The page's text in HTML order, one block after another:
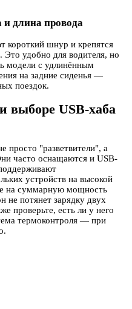
длина провода
короткий шнур и крепятся
Это удобно для водителя, но
модели с удлинённым
на задние сиденья —
поездок.
выборе USB-хаба
просто "разветвители", а
часто оснащаются и USB-
устройств на высокой
на суммарную мощность
не потянет зарядку двух
проверьте, есть ли у него
термоконтроля — при